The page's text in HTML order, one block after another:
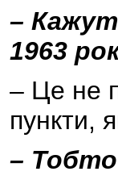
–
1963
– Це не
пункти,
– Тобто